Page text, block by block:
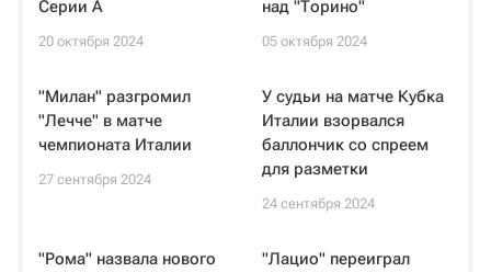
Серии А
20 октября 2024
над "Торино"
05 октября 2024
"Милан" разгромил
"Лечче" в матче
чемпионата Италии
27 сентября 2024
У судьи на матче Кубка
Италии взорвался
баллончик со спреем
для разметки
24 сентября 2024
"Рома" назвала нового
"Лацио" переиграл